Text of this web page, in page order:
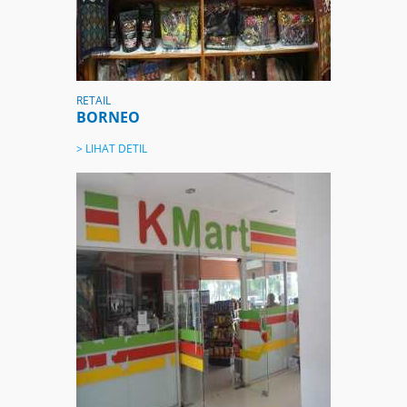
RETAIL
BORNEO
> LIHAT DETIL